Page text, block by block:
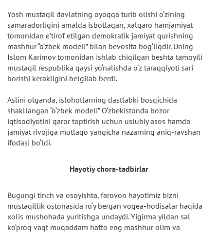
Yosh mustaqil davlatning oyoqqa turib olishi o‘zining
samaradorligini amalda isbotlagan, xalqaro hamjamiyat
tomonidan e’tirof etilgan demokratik jamiyat qurishning
mashhur “o‘zbek modeli” bilan bevosita bog‘liqdir. Uning
Islom Karimov tomonidan ishlab chiqilgan beshta tamoyili
mustaqil respublika qaysi yo‘nalishda o‘z taraqqiyoti sari
borishi kerakligini belgilab berdi.
Aslini olganda, islohotlarning dastlabki bosqichida
shakllangan “o‘zbek modeli” O‘zbekistonda bozor
iqtisodiyotini qaror toptirish uchun uslubiy asos hamda
jamiyat rivojiga mutlaqo yangicha nazarning aniq-ravshan
ifodasi bo‘ldi.
Hayotiy chora-tadbirlar
Bugungi tinch va osoyishta, farovon hayotimiz bizni
mustaqillik ostonasida ro‘y bergan voqea-hodisalar haqida
xolis mushohada yuritishga undaydi. Yigirma yildan sal
ko‘proq vaqt muqaddam hatto eng mashhur olim va